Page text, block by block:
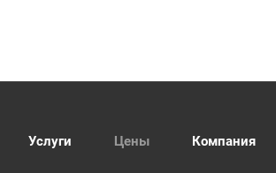
Услуги Цены Компания